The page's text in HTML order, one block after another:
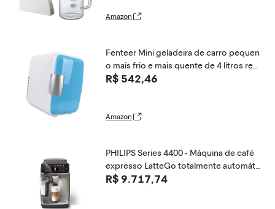
Amazon
Fenteer Mini geladeira de carro pequen
o mais frio e mais quente de 4 litros refr
igerador pessoal para escritório, Azul
R$ 542,46
Amazon
PHILIPS Series 4400 - Máquina de café
expresso LatteGo totalmente automáti
ca, tecnologia SilentBrew, início rápido.
R$ 9.717,74